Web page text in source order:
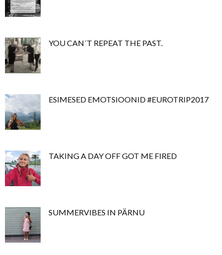
YOU CAN´T REPEAT THE PAST.
ESIMESED EMOTSIOONID #EUROTRIP2017
TAKING A DAY OFF GOT ME FIRED
SUMMERVIBES IN PÄRNU